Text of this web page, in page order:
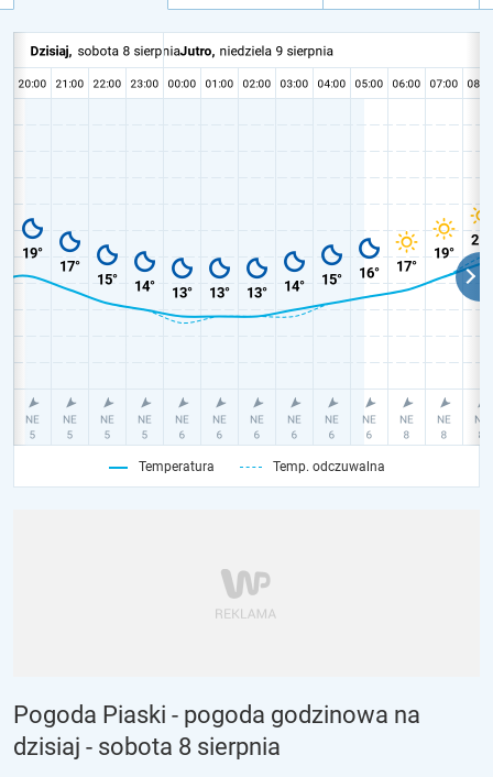
Temperatura Temp. odczuwalna
Pogoda Piaski - pogoda godzinowa na
dzisiaj - sobota 8 sierpnia